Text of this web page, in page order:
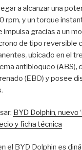
a alcanzar una
rpm, y un torque
impulsa gracias a un
de tipo reversible
ubicado en el
antibloqueo (ABS),
(EBD) y posee
BYD Dolphin, nuevo
y ficha técnica
el BYD Dolphin es